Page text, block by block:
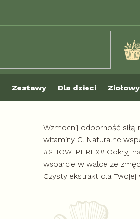
Zestawy Dla dzieci
Wzmocnij odporność siłą
witaminy C. Naturalne
#SHOW_PEREX# Odkryj
wsparcie w walce ze
Czysty ekstrakt dla Twojej